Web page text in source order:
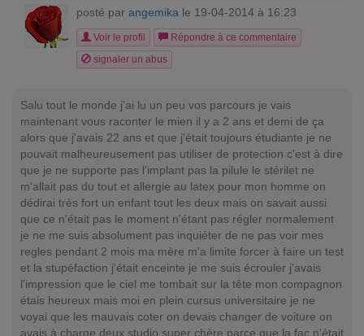
posté par angemika le 19-04-2014 à 16:23
Voir le profil
Répondre à ce commentaire
signaler un abus
Salu tout le monde j'ai lu un peu vos parcours je vais
maintenant vous raconter le mien il y a 2 ans et demi de ça
alors que j'avais 22 ans et que j'était toujours étudiante je ne
pouvait malheureusement pas utiliser de protection c'est à dire
que je ne supporte pas l'implant pas la pilule le stérilet ne
m'allait pas du tout et allergie au latex pour mon homme on
dédirai très fort un enfant tout les deux mais on savait aussi
que ce n'était pas le moment n'étant pas régler normalement
je ne me suis absolument pas inquiéter de ne pas voir mes
regles pendant 2 mois ma mère m'a limite forcer à faire un test
et la stupéfaction j'était enceinte je me suis écrouler j'avais
l'impression que le ciel me tombait sur la tête mon compagnon
étais heureux mais moi en plein cursus universitaire je ne
voyai que les mauvais coter on devais changer de voiture on
avais à charge deux studio super chère parce que la fac n'était